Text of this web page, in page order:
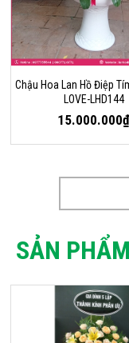
Chậu Hoa Lan Hồ Điệp
LOVE-LHD144
15.000.000₫
SẢN